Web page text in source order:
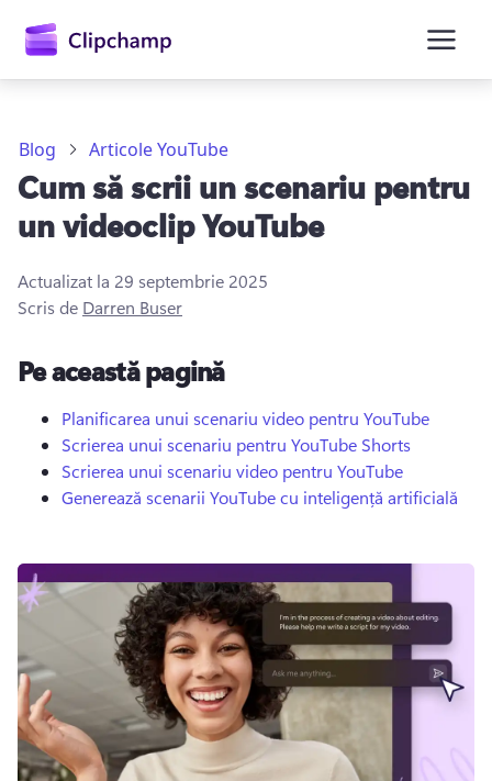
principal
Încercați gratuit
Blog Articole YouTube
Cum să scrii un scenariu pentru
un videoclip YouTube
Actualizat la 29 septembrie 2025
Scris de Darren Buser
Pe această pagină
Planificarea unui scenariu video pentru YouTube
Scrierea unui scenariu pentru YouTube Shorts
Scrierea unui scenariu video pentru YouTube
Generează scenarii YouTube cu inteligență artificială